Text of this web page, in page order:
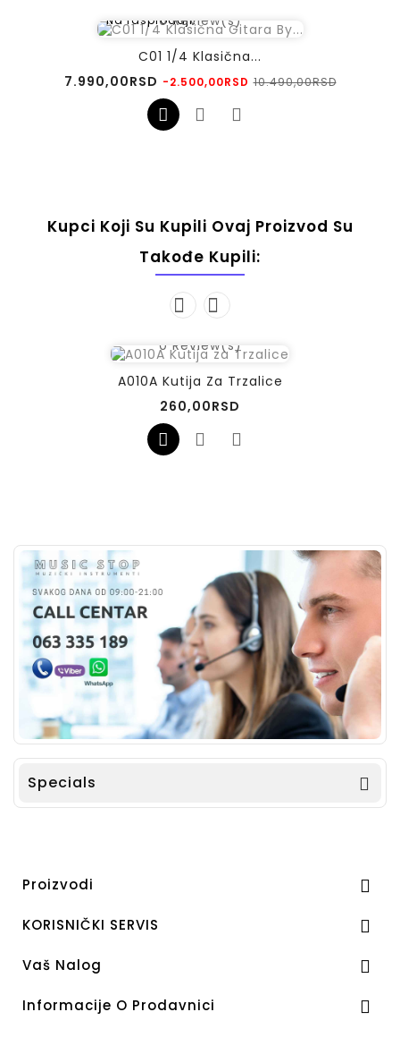
Na rasprodaji!
0Review(s)
C01 1/4 Klasična...
7.990,00RSD Regularna
cena
-2.500,00RSD 10.490,00RSDCena
Kupci Koji Su Kupili Ovaj Proizvod Su
Takođe Kupili:
0 Review(s)
A010A Kutija Za Trzalice
260,00RSD
Specials 
Proizvodi 
KORISNIČKI SERVIS 
Vaš Nalog 
Informacije O Prodavnici 